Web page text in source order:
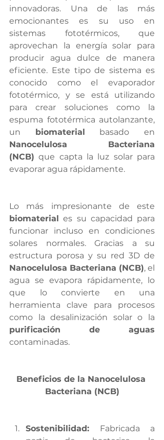
innovadoras. Una de las más
emocionantes es su uso en
sistemas fototérmicos, que
aprovechan la energía solar para
producir agua dulce de manera
eficiente. Este tipo de sistema es
conocido como el evaporador
fototérmico, y se está utilizando
para crear soluciones como la
espuma fototérmica autolanzante,
un biomaterial
Nanocelulosa Bacteriana
(NCB) que capta la luz solar para
evaporar agua rápidamente.
biomaterial es su capacidad para
funcionar incluso en condiciones
solares normales. Gracias a su
Nanocelulosa Bacteriana (NCB), el
agua se evapora rápidamente, lo
que lo convierte en una
herramienta clave para procesos
purificación de aguas
contaminadas.
Beneficios de la Nanocelulosa
Bacteriana (NCB)
Sostenibilidad: Fabricada a